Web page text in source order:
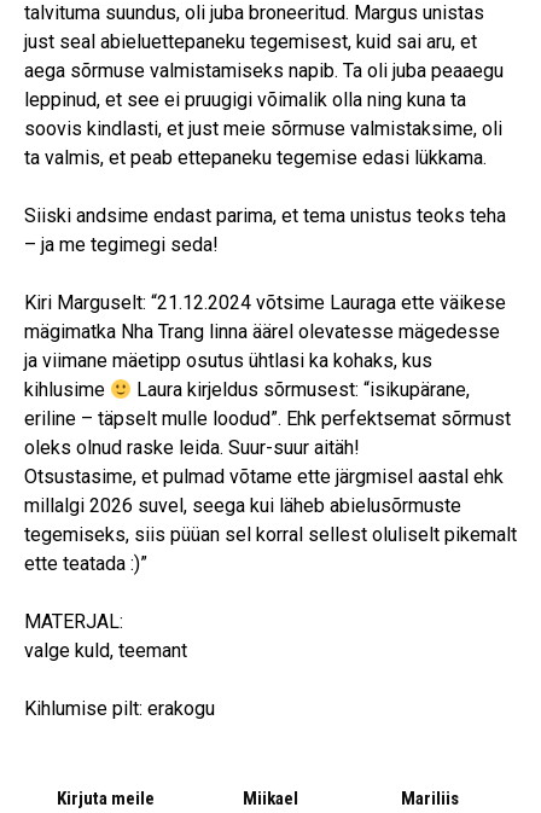
talvituma suundus, oli juba broneeritud. Margus unistas
just seal abieluettepaneku tegemisest, kuid sai aru, et
aega sõrmuse valmistamiseks napib. Ta oli juba peaaegu
leppinud, et see ei pruugigi võimalik olla ning kuna ta
soovis kindlasti, et just meie sõrmuse valmistaksime, oli
ta valmis, et peab ettepaneku tegemise edasi lükkama.
Siiski andsime endast parima, et tema unistus teoks teha
– ja me tegimegi seda!
Kiri Marguselt: “21.12.2024 võtsime Lauraga ette väikese
mägimatka Nha Trang linna äärel olevatesse mägedesse
ja viimane mäetipp osutus ühtlasi ka kohaks, kus
kihlusime
Laura kirjeldus sõrmusest: “isikupärane,
eriline – täpselt mulle loodud”. Ehk perfektsemat sõrmust
oleks olnud raske leida. Suur-suur aitäh!
Otsustasime, et pulmad võtame ette järgmisel aastal ehk
millalgi 2026 suvel, seega kui läheb abielusõrmuste
tegemiseks, siis püüan sel korral sellest oluliselt pikemalt
ette teatada :)”
MATERJAL:
valge kuld, teemant
Kihlumise pilt: erakogu
Kirjuta meile Miikael Mariliis